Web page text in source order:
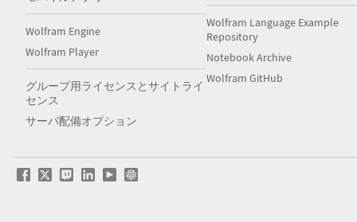
Wolfram Engine
Wolfram Player
グループ用ライセンスとサイトライ
センス
サーバ配備オプション
Wolfram Language Example
Repository
Notebook Archive
Wolfram GitHub